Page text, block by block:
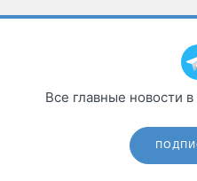
Все главные новости